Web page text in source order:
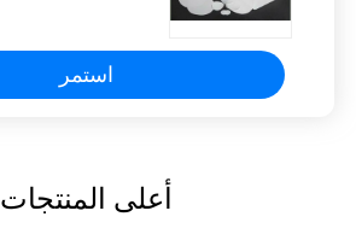
استمر
أعلى المنتجات